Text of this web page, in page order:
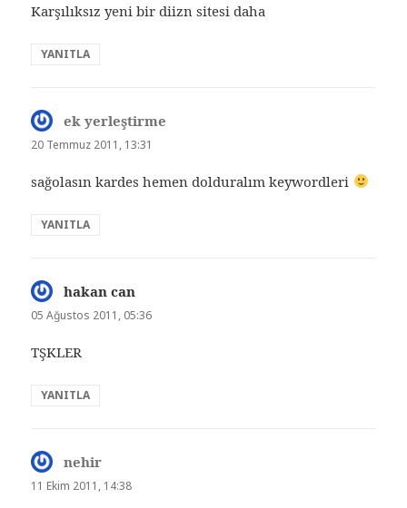
Karşılıksız yeni bir diizn sitesi daha
YANITLA
ek yerleştirme
20 Temmuz 2011, 13:31
sağolasın kardes hemen dolduralım keywordleri
YANITLA
hakan can
ki:
05 Ağustos 2011, 05:36
TŞKLER
YANITLA
nehir
ki:
11 Ekim 2011, 14:38